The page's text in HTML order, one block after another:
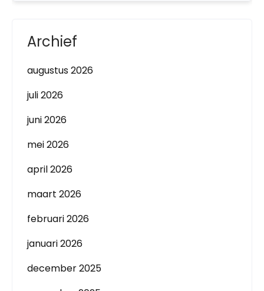
Archief
augustus 2026
juli 2026
juni 2026
mei 2026
april 2026
maart 2026
februari 2026
januari 2026
december 2025